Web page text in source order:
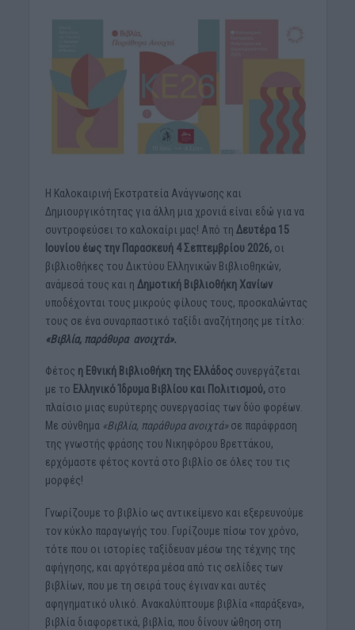
Η Καλοκαιρινή Εκστρατεία Ανάγνωσης και
Δημιουργικότητας για άλλη μια χρονιά είναι εδώ για να
συντροφεύσει το καλοκαίρι μας! Από τη Δευτέρα 15
Ιουνίου έως την Παρασκευή 4 Σεπτεμβρίου 2026,οι
βιβλιοθήκες του Δικτύου Ελληνικών Βιβλιοθηκών,
ανάμεσά τους και η Δημοτική Βιβλιοθήκη Χανίων
υποδέχονται τους μικρούς φίλους τους, προσκαλώντας
τους σε ένα συναρπαστικό ταξίδι αναζήτησης με τίτλο:
«Βιβλία, παράθυρα ανοιχτά».
Φέτος η Εθνική Βιβλιοθήκη της Ελλάδοςσυνεργάζεται
με το Ελληνικό Ίδρυμα Βιβλίου και Πολιτισμού,στο
πλαίσιο μιας ευρύτερης συνεργασίας των δύο φορέων.
Με σύνθημα «Βιβλία, παράθυρα ανοιχτά» σε παράφραση
της γνωστής φράσης του Νικηφόρου Βρεττάκου,
ερχόμαστε φέτος κοντά στο βιβλίο σε όλες του τις
μορφές!
Γνωρίζουμε το βιβλίο ως αντικείμενο και εξερευνούμε
τον κύκλο παραγωγής του. Γυρίζουμε πίσω τον χρόνο,
τότε που οι ιστορίες ταξίδευαν μέσω της τέχνης της
αφήγησης, και αργότερα μέσα από τις σελίδες των
βιβλίων, που με τη σειρά τους έγιναν και αυτές
αφηγηματικό υλικό. Ανακαλύπτουμε βιβλία «παράξενα»,
βιβλία διαφορετικά, βιβλία, που δίνουν ώθηση στη